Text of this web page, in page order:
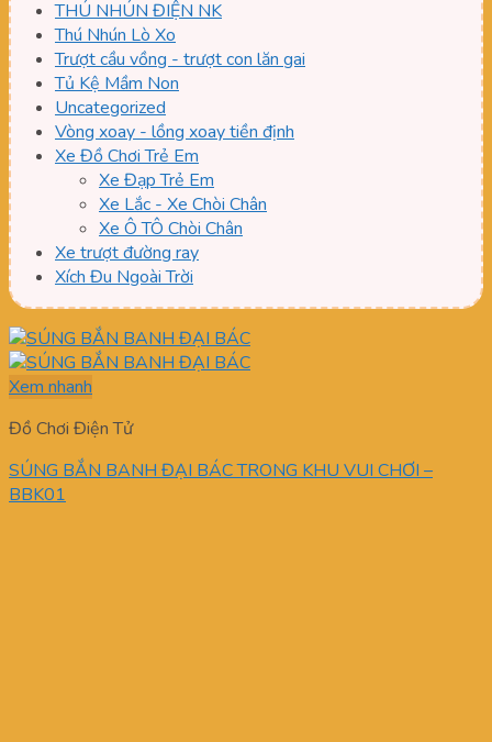
THÚ NHÚN ĐIỆN NK
Thú Nhún Lò Xo
Trượt cầu vồng - trượt con lăn gai
Tủ Kệ Mầm Non
Uncategorized
Vòng xoay - lồng xoay tiền định
Xe Đồ Chơi Trẻ Em
Xe Đạp Trẻ Em
Xe Lắc - Xe Chòi Chân
Xe Ô TÔ Chòi Chân
Xe trượt đường ray
Xích Đu Ngoài Trời
Xem nhanh
Đồ Chơi Điện Tử
SÚNG BẮN BANH ĐẠI BÁC TRONG KHU VUI CHƠI –
BBK01